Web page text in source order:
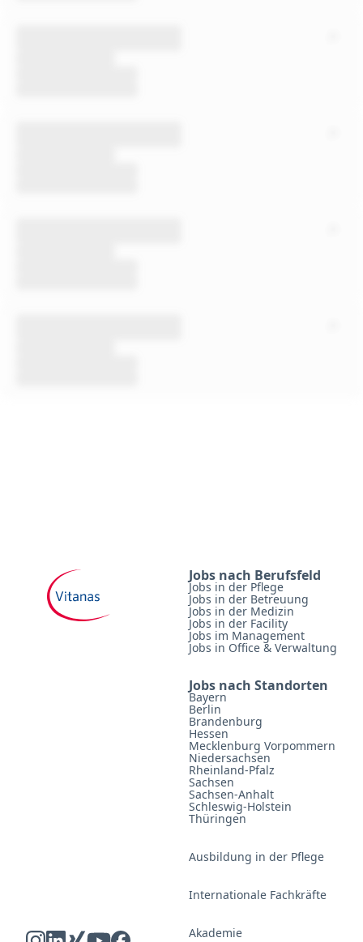
Jobs nach Berufsfeld
Jobs in der Pflege
Jobs in der Betreuung
Jobs in der Medizin
Jobs in der Facility
Jobs im Management
Jobs in Office & Verwaltung
Jobs nach Standorten
Bayern
Berlin
Brandenburg
Hessen
Mecklenburg Vorpommern
Niedersachsen
Rheinland-Pfalz
Sachsen
Sachsen-Anhalt
Schleswig-Holstein
Thüringen
Ausbildung in der Pflege
Internationale Fachkräfte
Akademie